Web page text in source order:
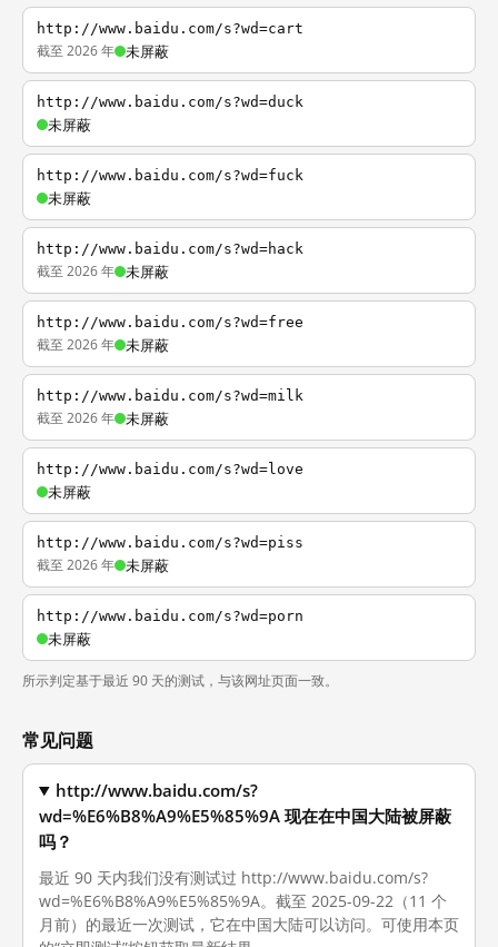
http://www.baidu.com/s?wd=cart
截至 2026 年 未屏蔽
http://www.baidu.com/s?wd=duck
未屏蔽
http://www.baidu.com/s?wd=fuck
未屏蔽
http://www.baidu.com/s?wd=hack
截至 2026 年 未屏蔽
http://www.baidu.com/s?wd=free
截至 2026 年 未屏蔽
http://www.baidu.com/s?wd=milk
截至 2026 年 未屏蔽
http://www.baidu.com/s?wd=love
未屏蔽
http://www.baidu.com/s?wd=piss
截至 2026 年 未屏蔽
http://www.baidu.com/s?wd=porn
未屏蔽
所示判定基于最近 90 天的测试，与该网址页面一致。
常见问题
http://www.baidu.com/s?
wd=%E6%B8%A9%E5%85%9A 现在在中国大陆被屏蔽
吗？
最近 90 天内我们没有测试过 http://www.baidu.com/s?
wd=%E6%B8%A9%E5%85%9A。截至 2025-09-22（11 个
月前）的最近一次测试，它在中国大陆可以访问。可使用本页